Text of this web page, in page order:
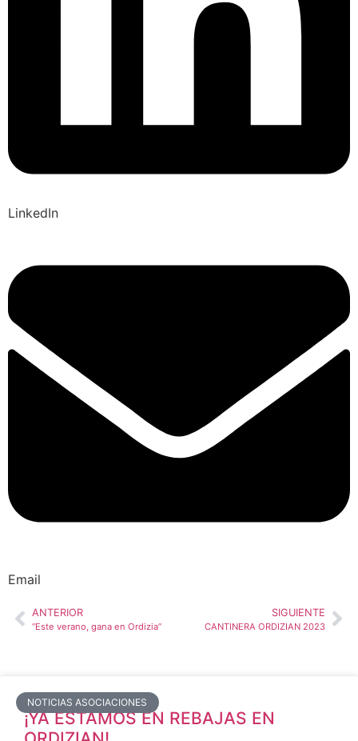
LinkedIn
Email
ANTERIOR
“Este verano, gana en Ordizia”
SIGUIENTE
CANTINERA ORDIZIAN 2023
NOTICIAS ASOCIACIONES
¡YA ESTAMOS EN REBAJAS EN